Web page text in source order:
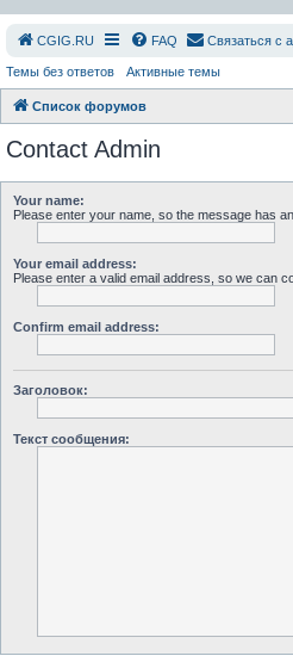
СGIG.RU FAQ Связаться с
Темы без ответов Активные темы
Список форумов
Contact Admin
Your name:
Please enter your name, so the message has
Your email address:
Please enter a valid email address, so we can
Confirm email address:
Заголовок:
Текст сообщения: